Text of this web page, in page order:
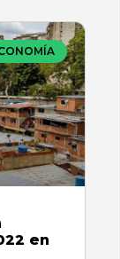
en